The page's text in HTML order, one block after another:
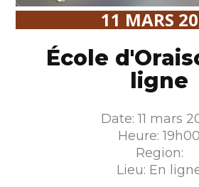
11 MARS
École
ligne
Date: 11 mars
Heure: 19h00
Region:
Lieu: En